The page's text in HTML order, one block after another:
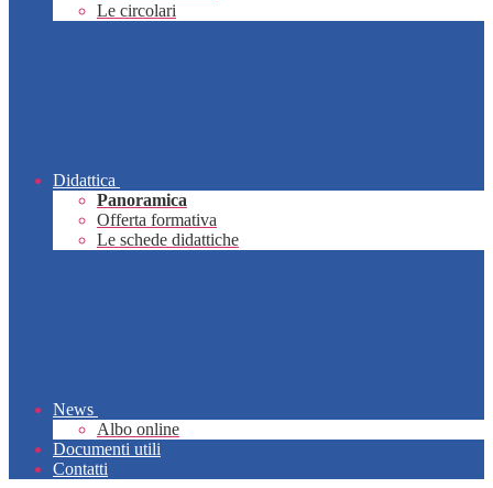
Le circolari
Didattica
Panoramica
Offerta formativa
Le schede didattiche
News
Albo online
Documenti utili
Contatti